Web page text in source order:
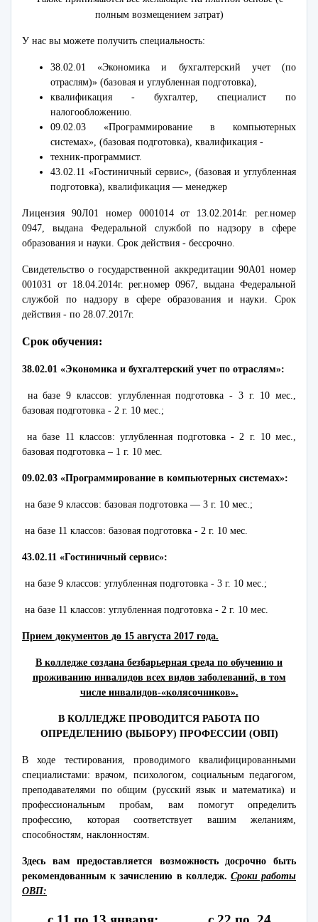
полным возмещением затрат)
У нас вы можете получить специальность:
38.02.01 «Экономика и бухгалтерский учет (по
отраслям)» (базовая и углубленная подготовка),
квалификация - бухгалтер, специалист по
налогообложению.
09.02.03 «Программирование в компьютерных
системах», (базовая подготовка), квалификация -
техник-программист.
43.02.11 «Гостиничный сервис», (базовая и углубленная
подготовка), квалификация — менеджер
Лицензия 90Л01 номер 0001014 от 13.02.2014г. per.номер
0947, выдана Федеральной службой по надзору в сфере
образования и науки. Срок действия - бессрочно.
Свидетельство о государственной аккредитации 90А01 номер
001031 от 18.04.2014г. рег.номер 0967, выдана Федеральной
службой по надзору в сфере образования и науки. Срок
действия - по 28.07.2017г.
Срок обучения:
38.02.01 «Экономика и бухгалтерский учет по отраслям»:
на базе 9 классов: углубленная подготовка - 3 г. 10 мес.,
базовая подготовка - 2 г. 10 мес.;
на базе 11 классов: углубленная подготовка - 2 г. 10 мес.,
базовая подготовка – 1 г. 10 мес.
09.02.03 «Программирование в компьютерных системах»:
на базе 9 классов: базовая подготовка — 3 г. 10 мес.;
на базе 11 классов: базовая подготовка - 2 г. 10 мес.
43.02.11 «Гостиничный сервис»:
на базе 9 классов: углубленная подготовка - 3 г. 10 мес.;
на базе 11 классов: углубленная подготовка - 2 г. 10 мес.
Прием документов до 15 августа 2017 года.
В колледже создана безбарьерная среда по обучению и
проживанию инвалидов всех видов заболеваний, в том
числе инвалидов-«колясочников».
В КОЛЛЕДЖЕ ПРОВОДИТСЯ РАБОТА ПО
ОПРЕДЕЛЕНИЮ (ВЫБОРУ) ПРОФЕССИИ (ОВП)
В ходе тестирования, проводимого квалифицированными
специалистами: врачом, психологом, социальным педагогом,
преподавателями по общим (русский язык и математика) и
профессиональным пробам, вам помогут определить
профессию, которая соответствует вашим желаниям,
способностям, наклонностям.
Здесь вам предоставляется возможность досрочно быть
рекомендованным к зачислению в колледж. Сроки работы
ОВП: